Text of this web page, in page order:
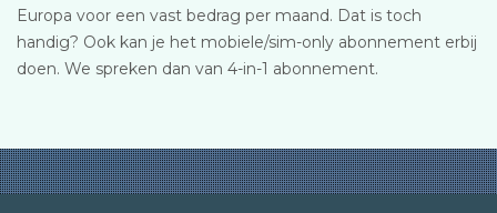
Europa voor een vast bedrag per maand. Dat is toch
handig? Ook kan je het mobiele/sim-only abonnement erbij
doen. We spreken dan van 4-in-1 abonnement.